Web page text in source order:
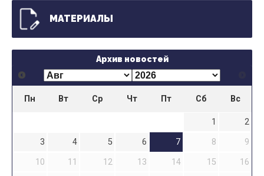
МАТЕРИАЛЫ
Архив новостей
Пн Вт Ср Чт Пт Сб Вс
1
2
3
4 5 6 7 8
9
10
11 12 13 14 15
16